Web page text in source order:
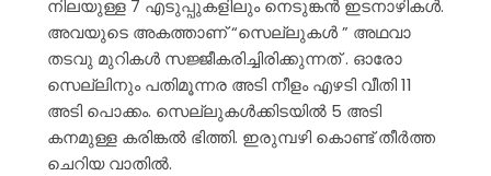
നിലയുള്ള 7 എടുപ്പുകളിലും നെടുങ്കൻ ഇടനാഴികൾ.
അവയുടെ അകത്താണ് “സെല്ലുകൾ ” അഥവാ
തടവു മുറികൾ സജ്ജീകരിച്ചിരിക്കുന്നത് . ഓരോ
സെല്ലിനും പതിമൂന്നര അടി നീളം എഴടി വീതി 11
അടി പൊക്കം. സെല്ലുകൾക്കിടയിൽ 5 അടി
കനമുള്ള കരിങ്കൽ ഭിത്തി. ഇരുമ്പഴി കൊണ്ട് തീർത്ത
ചെറിയ വാതിൽ.